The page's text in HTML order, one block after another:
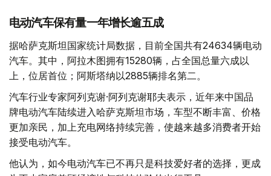
电动汽车保有量一年增长逾五成
据哈萨克斯坦国家统计局数据，目前全国共有24634辆电动
汽车。其中，阿拉木图拥有15280辆，占全国总量六成以
上，位居首位；阿斯塔纳以2885辆排名第二。
汽车行业专家阿列克谢·阿列克谢耶夫表示，近年来中国品
牌电动汽车陆续进入哈萨克斯坦市场，车型不断丰富、价格
更加亲民，加上充电网络持续完善，使越来越多消费者开始
接受电动汽车。
他认为，如今电动汽车已不再只是科技爱好者的选择，更成